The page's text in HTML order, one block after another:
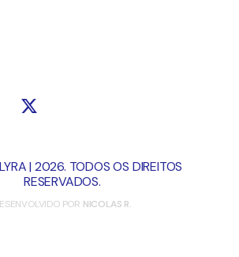
| 2026. TODOS OS DIREITOS
RESERVADOS.
POR NICOLAS R.